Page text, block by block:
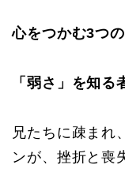
心をつかむ3つ
「弱さ」を知る
兄たちに疎まれ
ンが、挫折と喪